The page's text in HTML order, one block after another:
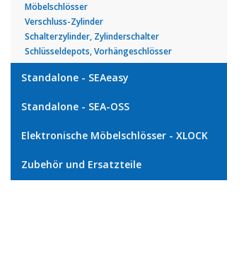
Möbelschlösser
Verschluss-Zylinder
Schalterzylinder, Zylinderschalter
Schlüsseldepots, Vorhängeschlösser
Standalone - SEAeasy
Standalone - SEA-OSS
Elektronische Möbelschlösser - XLOCK
Zubehör und Ersatzteile